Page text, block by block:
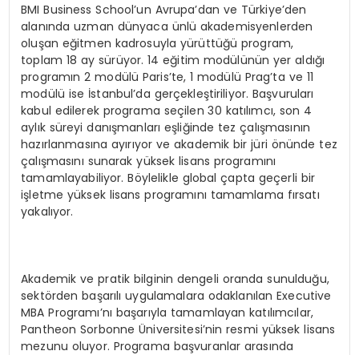
BMI Business School’un Avrupa’dan ve Türkiye’den
alanında uzman dünyaca ünlü akademisyenlerden
oluşan eğitmen kadrosuyla yürüttüğü program,
toplam 18 ay sürüyor. 14 eğitim modülünün yer aldığı
programın 2 modülü Paris’te, 1 modülü Prag’ta ve 11
modülü ise İstanbul’da gerçekleştiriliyor. Başvuruları
kabul edilerek programa seçilen 30 katılımcı, son 4
aylık süreyi danışmanları eşliğinde tez çalışmasının
hazırlanmasına ayırıyor ve akademik bir jüri önünde tez
çalışmasını sunarak yüksek lisans programını
tamamlayabiliyor. Böylelikle global çapta geçerli bir
işletme yüksek lisans programını tamamlama fırsatı
yakalıyor.
Akademik ve pratik bilginin dengeli oranda sunulduğu,
sektörden başarılı uygulamalara odaklanılan Executive
MBA Programı’nı başarıyla tamamlayan katılımcılar,
Pantheon Sorbonne Üniversitesi’nin resmi yüksek lisans
mezunu oluyor. Programa başvuranlar arasında